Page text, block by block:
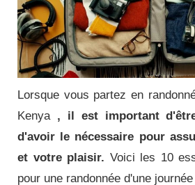
Lorsque vous partez en
Kenya , il est important
d'avoir le nécessaire pour
et votre plaisir. Voici les 10
pour une randonnée d'une